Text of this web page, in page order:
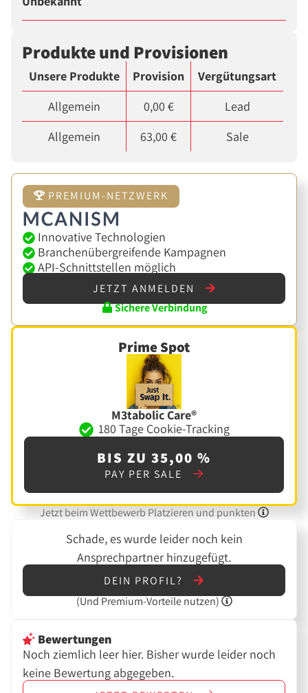
Produkte und Provisionen
Unsere Produkte Provision
Vergütungsart
Allgemein
0,00 €
Lead
Allgemein
63,00 € Sale
PREMIUM-NETZWERK
Innovative Technologien
Branchenübergreifende Kampagnen
API-Schnittstellen möglich
JETZT ANMELDEN
Sichere Verbindung
Prime Spot
M3tabolic Care®
180 Tage Cookie-Tracking
BIS ZU 35,00 %
PAY PER SALE
Jetzt beim Wettbewerb Platzieren und punkten
Schade, es wurde leider noch kein
Ansprechpartner hinzugefügt.
DEIN PROFIL?
(Und Premium-Vorteile nutzen)
Bewertungen
Noch ziemlich leer hier. Bisher wurde leider noch
keine Bewertung abgegeben.